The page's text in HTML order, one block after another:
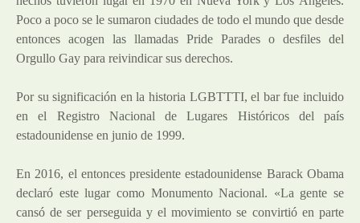
Poco a poco se le sumaron ciudades de todo el mundo que desde
entonces acogen las llamadas Pride Parades o desfiles del
Orgullo Gay para reivindicar sus derechos.
Por su significación en la historia LGBTTTI, el bar fue incluido
en el Registro Nacional de Lugares Históricos del país
estadounidense en junio de 1999.
En 2016, el entonces presidente estadounidense Barack Obama
declaró este lugar como Monumento Nacional. «La gente se
cansó de ser perseguida y el movimiento se convirtió en parte